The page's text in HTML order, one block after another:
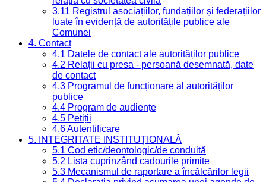
3.11 Registrul asociațiilor, fundațiilor și federațiilor
luate în evidență de autoritățile publice ale
Comunei
4. Contact
4.1 Datele de contact ale autorităților publice
4.2 Relații cu presa - persoană desemnată, date
de contact
4.3 Programul de funcționare al autorităților
publice
4.4 Program de audiențe
4.5 Petiții
4.6 Autentificare
5. INTEGRITATE INSTITUȚIONALĂ
5.1 Cod etic/deontologic/de conduită
5.2 Lista cuprinzând cadourile primite
5.3 Mecanismul de raportare a încălcărilor legii